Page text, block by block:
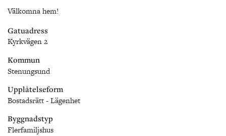
Välkomna hem!
Gatuadress
Kyrkvägen 2
Kommun
Stenungsund
Upplåtelseform
Bostadsrätt - Lägenhet
Byggnadstyp
Flerfamiljshus